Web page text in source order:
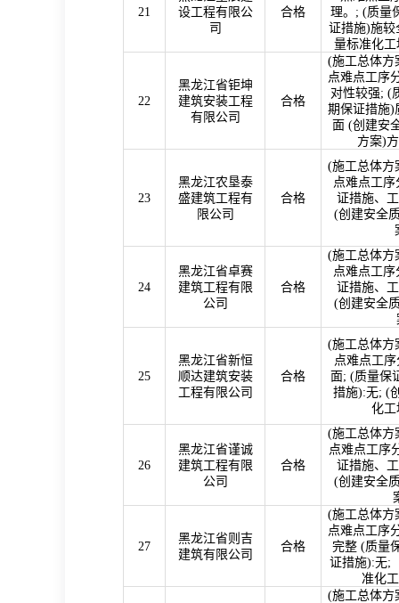
21
设工程有限公
司
合格
理。 ; (质量
证措施)施较
量标准化
22
黑龙江省钜坤
建筑安装工程
有限公司
合格
(施工总体方
点难点工序
对性较强; (
期保证措施)
面 (创建安
方案)
23
黑龙江农垦泰
盛建筑工程有
限公司
合格
(施工总体方
点难点工序
证措施、
(创建安全
24
黑龙江省卓赛
建筑工程有限
公司
合格
(施工总体方
点难点工序
证措施、
(创建安全
25
黑龙江省新恒
顺达建筑安装
工程有限公司
合格
(施工总体方
点难点工
面; (质量保
措施):无; (
化工
26
黑龙江省谨诚
建筑工程有限
公司
合格
(施工总体方
点难点工序
证措施、
(创建安全
27
黑龙江省则吉
建筑有限公司
合格
(施工总体方
点难点工序
完整 (质量
证措施):无;
准化
(施工总体方